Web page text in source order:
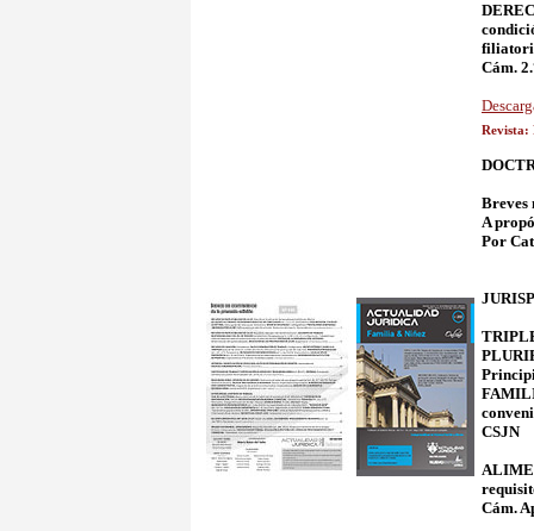
Cám.
Revista:
Breves
A
Por
CSJN
Cám.